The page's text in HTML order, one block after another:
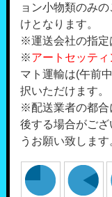
ョン小物類のみ
けとなります。
※運送会社の指定
※アートセッテ
マト運輸は(午前
択いただけます。
※配送業者の都合
後する場合がご
うお願い致します